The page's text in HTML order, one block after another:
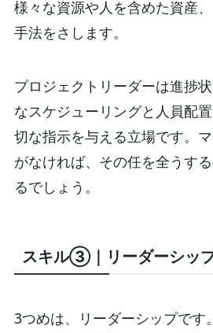
様々な資源や人を含めた資産
手法をさします。
プロジェクトリーダーは進捗
なスケジューリングと人員配
切な指示を与える立場です。
がなければ、その任を全うす
るでしょう。
スキル③｜リーダーシッ
3つめは、リーダーシップです